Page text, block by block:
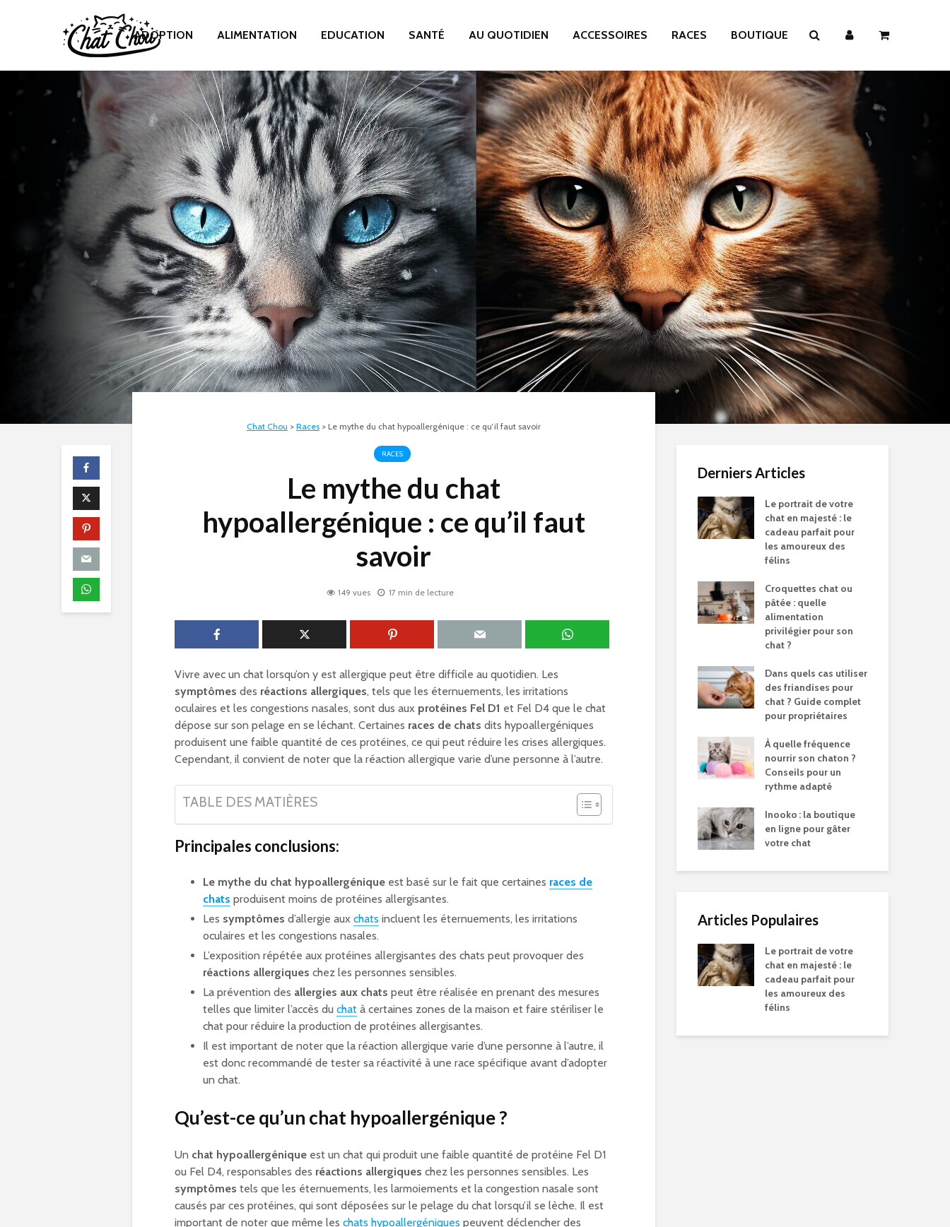
ADOPTION ALIMENTATION EDUCATION SANTÉ AU QUOTIDIEN ACCESSOIRES RACES BOUTIQUE
Chat Chou > Races > Le mythe du chat hypoallergénique : ce qu’il faut savoir
RACES
Le mythe du chat
hypoallergénique : ce qu’il faut
savoir
149 vues 17 min de lecture
Vivre avec un chat lorsqu’on y est allergique peut être difficile au quotidien. Les
symptômes des réactions allergiques, tels que les éternuements, les irritations
oculaires et les congestions nasales, sont dus aux protéines Fel D1 et Fel D4 que le chat
dépose sur son pelage en se léchant. Certaines races de chats dits hypoallergéniques
produisent une faible quantité de ces protéines, ce qui peut réduire les crises allergiques.
Cependant, il convient de noter que la réaction allergique varie d’une personne à l’autre.
TABLE DES MATIÈRES
Principales conclusions:
Le mythe du chat hypoallergénique est basé sur le fait que certaines races de
chats produisent moins de protéines allergisantes.
Les symptômes d’allergie aux chats incluent les éternuements, les irritations
oculaires et les congestions nasales.
L’exposition répétée aux protéines allergisantes des chats peut provoquer des
réactions allergiques chez les personnes sensibles.
La prévention des allergies aux chats peut être réalisée en prenant des mesures
telles que limiter l’accès du chat à certaines zones de la maison et faire stériliser le
chat pour réduire la production de protéines allergisantes.
Il est important de noter que la réaction allergique varie d’une personne à l’autre, il
est donc recommandé de tester sa réactivité à une race spécifique avant d’adopter
un chat.
Qu’est-ce qu’un chat hypoallergénique ?
Un chat hypoallergénique est un chat qui produit une faible quantité de protéine Fel D1
ou Fel D4, responsables des réactions allergiques chez les personnes sensibles. Les
symptômes tels que les éternuements, les larmoiements et la congestion nasale sont
causés par ces protéines, qui sont déposées sur le pelage du chat lorsqu’il se lèche. Il est
important de noter que même les chats hypoallergéniques peuvent déclencher des
Derniers Articles
Le portrait de votre
chat en majesté : le
cadeau parfait pour
les amoureux des
félins
Croquettes chat ou
pâtée : quelle
alimentation
privilégier pour son
chat ?
Dans quels cas utiliser
des friandises pour
chat ? Guide complet
pour propriétaires
À quelle fréquence
nourrir son chaton ?
Conseils pour un
rythme adapté
Inooko : la boutique
en ligne pour gâter
votre chat
Articles Populaires
Le portrait de votre
chat en majesté : le
cadeau parfait pour
les amoureux des
félins